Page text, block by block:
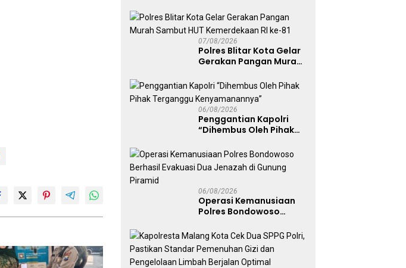
Bonek Mania Dukung
Persebaya dari
Lapangan Mapolda
07/08/2026
Polres Blitar Kota Gelar
Gerakan Pangan Murah
Kemerdekaan RI ke-81
06/08/2026
Penggantian Kapolri
“Dihembus Oleh Pihak
Kenyamanannya”
06/08/2026
Operasi Kemanusiaan
Polres Bondowoso
Jenazah di Gunung
Piramid